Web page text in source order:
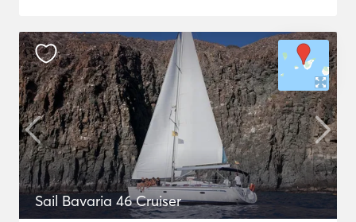
Sail Bavaria 46 Cruiser